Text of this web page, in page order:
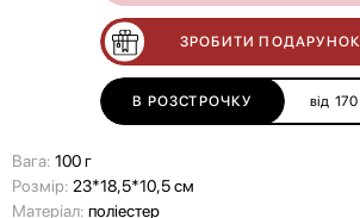
ЗРОБИТИ ПОДАРУНОК
В РОЗСТРОЧКУ від 170
Вага: 100 г
Розмір: 23*18,5*10,5 см
Матеріал: поліестер